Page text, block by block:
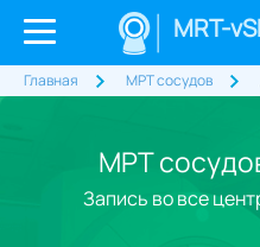
MRT-
Главная МРТ сосудов
МРТ
Запись во все